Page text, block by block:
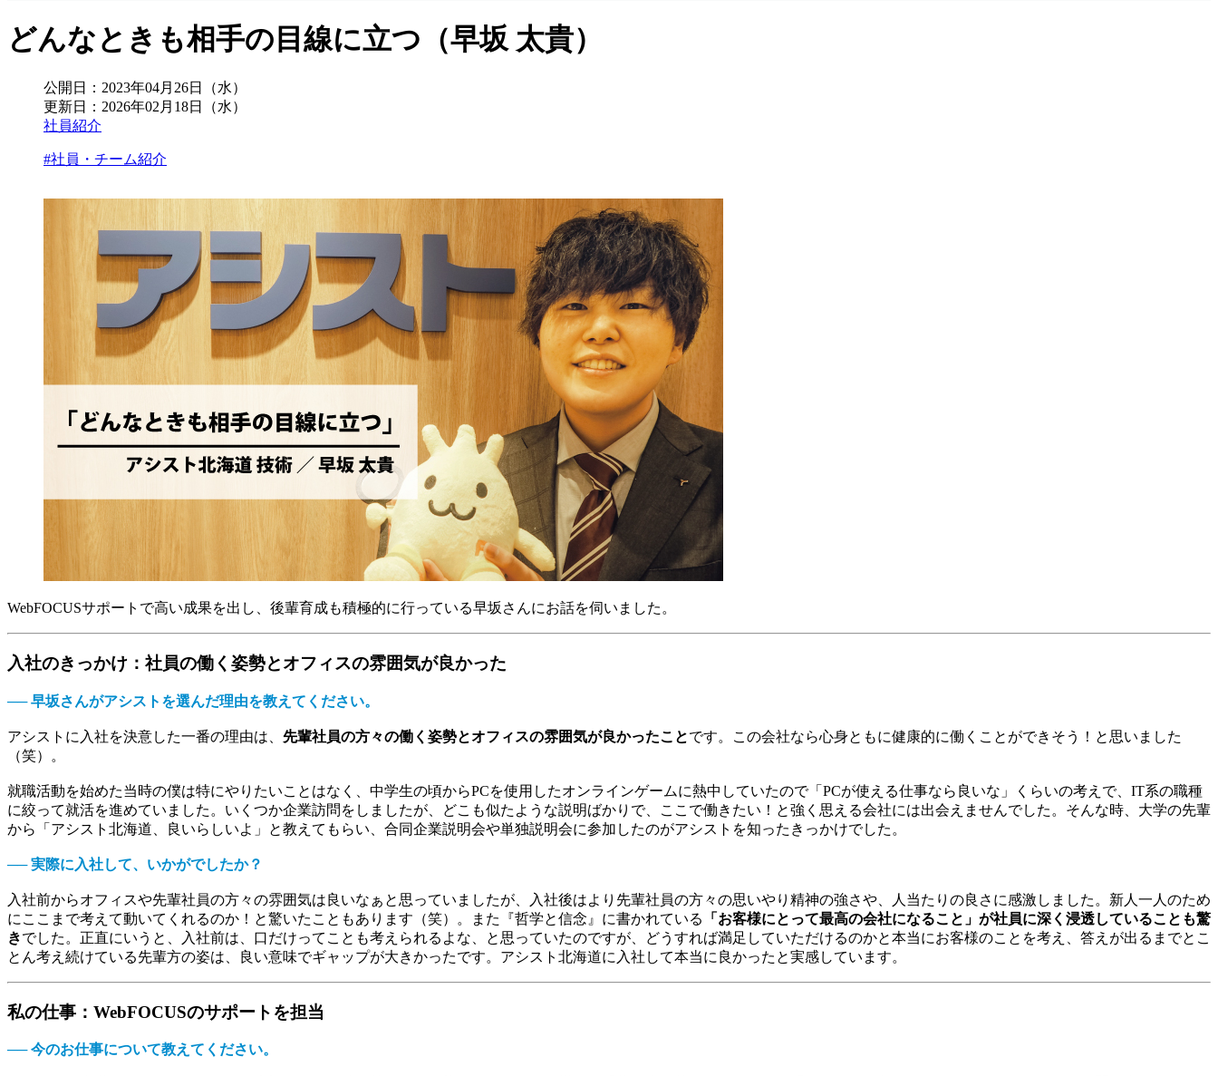
どんなときも相手の目線に立つ（早坂 太貴）
公開日： 2023年04月26日（水）
更新日： 2026年02月18日（水）
社員紹介
#社員・チーム紹介
WebFOCUSサポートで高い成果を出し、後輩育成も積極的に行っている早坂さんにお話を伺いました。
入社のきっかけ：社員の働く姿勢とオフィスの雰囲気が良かった
── 早坂さんがアシストを選んだ理由を教えてください。
アシストに入社を決意した一番の理由は、 先輩社員の方々の働く姿勢とオフィスの雰囲気が良かったことです。この会社なら心身ともに健康的に働くことができそう！と思いました
（笑）。
就職活動を始めた当時の僕は特にやりたいことはなく、中学生の頃からPCを使用したオンラインゲームに熱中していたので「PCが使える仕事なら良いな」くらいの考えで、IT系の職種
に絞って就活を進めていました。いくつか企業訪問をしましたが、どこも似たような説明ばかりで、ここで働きたい！と強く思える会社には出会えませんでした。そんな時、大学の先輩
から「アシスト北海道、良いらしいよ」と教えてもらい、合同企業説明会や単独説明会に参加したのがアシストを知ったきっかけでした。
── 実際に入社して、いかがでしたか？
入社前からオフィスや先輩社員の方々の雰囲気は良いなぁと思っていましたが、入社後はより先輩社員の方々の思いやり精神の強さや、人当たりの良さに感激しました。新人一人のため
にここまで考えて動いてくれるのか！と驚いたこともあります（笑）。また『哲学と信念』に書かれている
「お客様にとって最高の会社になること」が社員に深く浸透していることも驚
きでした。正直にいうと、入社前は、口だけってことも考えられるよな、と思っていたのですが、どうすれば満足していただけるのかと本当にお客様のことを考え、答えが出るまでとこ
とん考え続けている先輩方の姿は、良い意味でギャップが大きかったです。アシスト北海道に入社して本当に良かったと実感しています。
私の仕事：WebFOCUSのサポートを担当
── 今のお仕事について教えてください。